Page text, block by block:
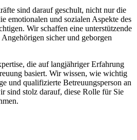
sind darauf geschult, nicht nur die
emotionalen und sozialen Aspekte des
Wir schaffen eine unterstützende
sicher und geborgen
die auf langjähriger Erfahrung
basiert. Wir wissen, wie wichtig
und qualifizierte Betreuungsperson an
sind stolz darauf, diese Rolle für Sie